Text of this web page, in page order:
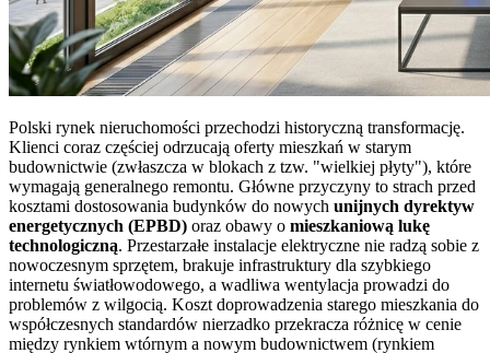
Polski rynek nieruchomości przechodzi historyczną transformację.
Klienci coraz częściej odrzucają oferty mieszkań w starym
budownictwie (zwłaszcza w blokach z tzw. "wielkiej płyty"), które
wymagają generalnego remontu. Główne przyczyny to strach przed
kosztami dostosowania budynków do nowych unijnych dyrektyw
energetycznych (EPBD) oraz obawy o mieszkaniową lukę
technologiczną. Przestarzałe instalacje elektryczne nie radzą sobie z
nowoczesnym sprzętem, brakuje infrastruktury dla szybkiego
internetu światłowodowego, a wadliwa wentylacja prowadzi do
problemów z wilgocią. Koszt doprowadzenia starego mieszkania do
współczesnych standardów nierzadko przekracza różnicę w cenie
między rynkiem wtórnym a nowym budownictwem (rynkiem